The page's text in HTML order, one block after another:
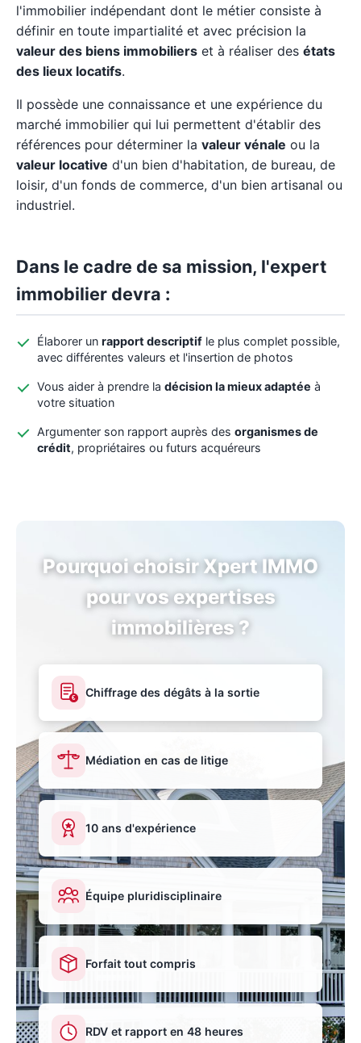
l'immobilier indépendant dont le métier consiste à
définir en toute impartialité et avec précision la
valeur des biens immobiliers et à réaliser des états
des lieux locatifs.
Il possède une connaissance et une expérience du
marché immobilier qui lui permettent d'établir des
références pour déterminer la valeur vénale ou la
valeur locative d'un bien d'habitation, de bureau, de
loisir, d'un fonds de commerce, d'un bien artisanal ou
industriel.
Dans le cadre de sa mission, l'expert
immobilier devra :
Élaborer un rapport descriptif le plus complet possible,
avec différentes valeurs et l'insertion de photos
Vous aider à prendre la décision la mieux adaptée à
votre situation
Argumenter son rapport auprès des organismes de
crédit, propriétaires ou futurs acquéreurs
Pourquoi choisir Xpert IMMO
pour vos expertises
immobilières ?
€ Chiffrage des dégâts à la sortie
Médiation en cas de litige
10 ans d'expérience
Équipe pluridisciplinaire
Forfait tout compris
RDV et rapport en 48 heures